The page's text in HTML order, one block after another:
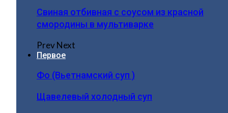
Свиная отбивная с соусом из красной
смородины в мультиварке
PrevNext
Первое
Фо (Вьетнамский суп )
Щавелевый холодный суп